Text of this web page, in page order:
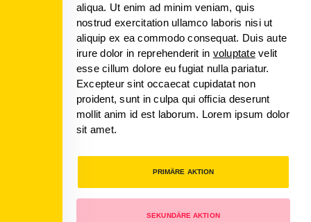
aliqua. Ut enim ad minim veniam, quis
nostrud exercitation ullamco laboris nisi ut
aliquip ex ea commodo consequat. Duis aute
irure dolor in reprehenderit in voluptatevelit
esse cillum dolore eu fugiat nulla pariatur.
Excepteur sint occaecat cupidatat non
proident, sunt in culpa qui officia deserunt
mollit anim id est laborum. Lorem ipsum dolor
sit amet.
PRIMÄRE AKTION
SEKUNDÄRE AKTION